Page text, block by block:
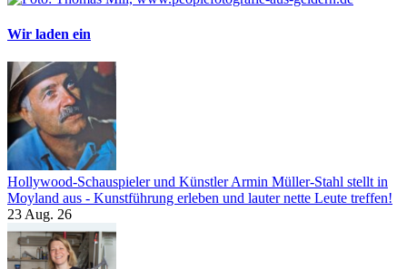
Wir laden ein
Hollywood-Schauspieler und Künstler Armin Müller-Stahl stellt in
Moyland aus - Kunstführung erleben und lauter nette Leute treffen!
23 Aug. 26